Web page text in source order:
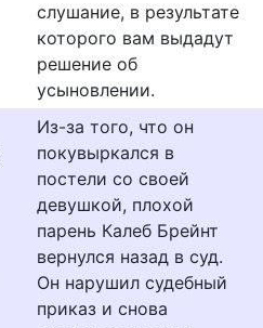
слушание, в результате
которого вам выдадут
решение об
усыновлении.
Из-за того, что он
покувыркался в
постели со своей
девушкой, плохой
парень Калеб Брейнт
вернулся назад в суд.
Он нарушил судебный
приказ и снова